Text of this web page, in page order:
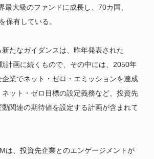
最大級のファンドに成長し、70カ国、
保有している。
たなガイダンスは、昨年発表された
計画に続くもので、その中には、2050年
企業でネット・ゼロ・エミッションを達成
ット・ゼロ目標の設定義務など、投資先
関連の期待値を設定する計画が含まれて
は、投資先企業とのエンゲージメントが